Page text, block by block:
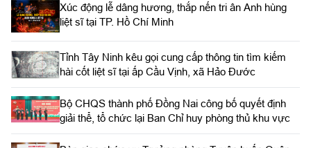
Xúc động lễ dâng hương, thắp nến tri ân Anh hùng
liệt sĩ tại TP. Hồ Chí Minh
Tỉnh Tây Ninh kêu gọi cung cấp thông tin tìm kiếm
hài cốt liệt sĩ tại ấp Cầu Vịnh, xã Hảo Đước
Bộ CHQS thành phố Đồng Nai công bố quyết định
giải thể, tổ chức lại Ban Chỉ huy phòng thủ khu vực